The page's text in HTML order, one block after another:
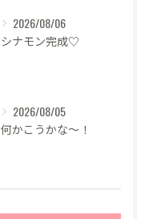
2026/08/06
シナモン完成♡
2026/08/05
何かこうかな〜！